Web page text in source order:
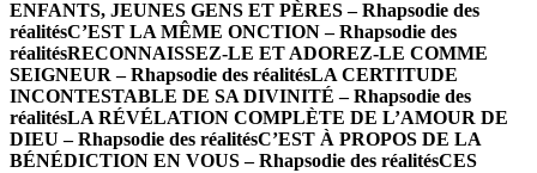
ENFANTS, JEUNES GENS ET PÈRES – Rhapsodie des
réalitésC’EST LA MÊME ONCTION – Rhapsodie des
réalitésRECONNAISSEZ-LE ET ADOREZ-LE COMME
SEIGNEUR – Rhapsodie des réalitésLA CERTITUDE
INCONTESTABLE DE SA DIVINITÉ – Rhapsodie des
réalitésLA RÉVÉLATION COMPLÈTE DE L’AMOUR DE
DIEU – Rhapsodie des réalitésC’EST À PROPOS DE LA
BÉNÉDICTION EN VOUS – Rhapsodie des réalitésCES